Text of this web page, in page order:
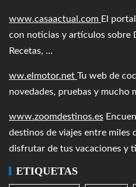
www.casaactual.com El
con noticias y artículos sobre
Recetas, ...
ww.elmotor.net Tu web de
novedades, pruebas y mucho
www.zoomdestinos.es
destinos de viajes entre miles
disfrutar de tus vacaciones y
ETIQUETAS